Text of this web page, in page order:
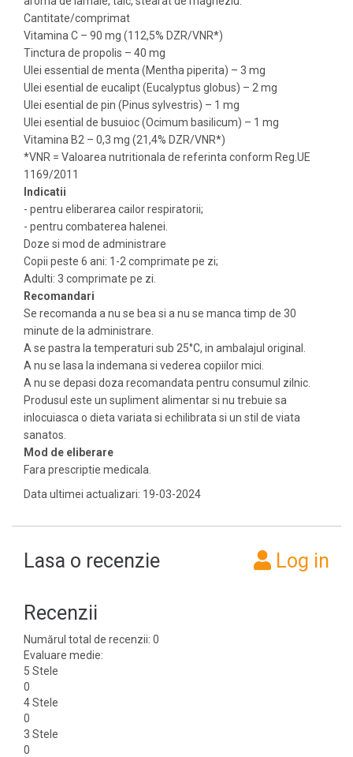
Cantitate/comprimat
Vitamina C – 90 mg (112,5% DZR/VNR*)
Tinctura de propolis – 40 mg
Ulei essential de menta (Mentha piperita) – 3 mg
Ulei esential de eucalipt (Eucalyptus globus) – 2 mg
Ulei esential de pin (Pinus sylvestris) – 1 mg
Ulei esential de busuioc (Ocimum basilicum) – 1 mg
Vitamina B2 – 0,3 mg (21,4% DZR/VNR*)
*VNR = Valoarea nutritionala de referinta conform Reg.UE
1169/2011
Indicatii
- pentru eliberarea cailor respiratorii;
- pentru combaterea halenei.
Doze si mod de administrare
Copii peste 6 ani: 1-2 comprimate pe zi;
Adulti: 3 comprimate pe zi.
Recomandari
Se recomanda a nu se bea si a nu se manca timp de 30
minute de la administrare.
A se pastra la temperaturi sub 25°C, in ambalajul original.
A nu se lasa la indemana si vederea copiilor mici.
A nu se depasi doza recomandata pentru consumul zilnic.
Produsul este un supliment alimentar si nu trebuie sa
inlocuiasca o dieta variata si echilibrata si un stil de viata
sanatos.
Mod de eliberare
Fara prescriptie medicala.
Data ultimei actualizari: 19-03-2024
Lasa o recenzie Log in
Recenzii
Numărul total de recenzii: 0
Evaluare medie:
5 Stele
0
4 Stele
0
3 Stele
0